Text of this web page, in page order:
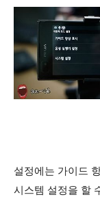
설정에는 가이드
시스템 설정을 할